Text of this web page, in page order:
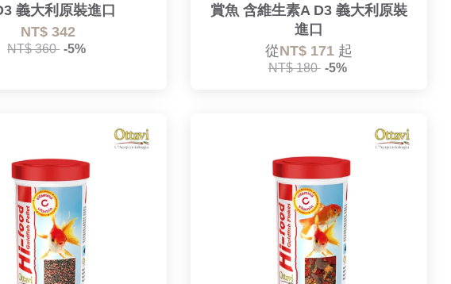
義大利原裝進口
NT$ 342
NT$ 360 -5%
賞魚 含維生素A D3 義大利原裝
進口
從NT$ 171 起
NT$ 180 -5%